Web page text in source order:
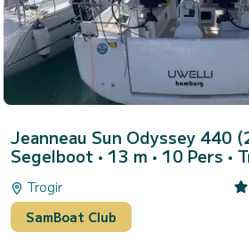
Jeanneau Sun Odyssey 440
Segelboot • 13 m • 10 Pers •
Trogir
SamBoat Club